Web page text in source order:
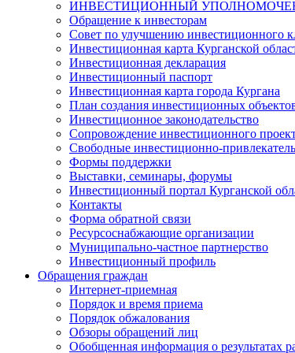
ИНВЕСТИЦИОННЫЙ
Обращение к инвесторам
Совет по улучшению инвестиционного
Инвестиционная карта Курганской
Инвестиционная декларация
Инвестиционный паспорт
Инвестиционная карта города Кургана
План создания инвестиционных
Инвестиционное законодательство
Сопровождение инвестиционного
Свободные инвестиционно-
Формы поддержки
Выставки, семинары, форумы
Инвестиционный портал Курганской
Контакты
Форма обратной связи
Ресурсоснабжающие организации
Муниципально-частное партнерство
Инвестиционный профиль
Обращения граждан
Интернет-приемная
Порядок и время приема
Порядок обжалования
Обзоры обращений лиц
Обобщенная информация о результатах